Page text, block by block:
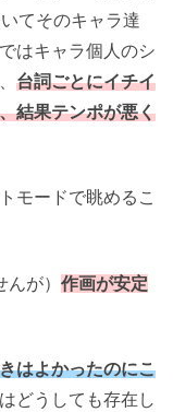
てそのキャラ達
はキャラ個人のシ
台詞ごとにイチイ
結果テンポが悪く
モードで眺めるこ
が） 作画が安定
はよかったのにこ
どうしても存在し